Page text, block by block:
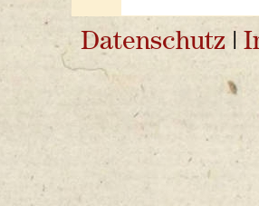
Datenschutz